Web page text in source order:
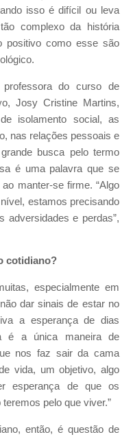
isso é difícil ou leva
complexo da história
positivo como esse são
do curso de
Josy Cristine Martins,
isolamento social, as
nas relações pessoais e
busca pelo termo
é uma palavra que se
manter-se firme. “Algo
estamos precisando
adversidades e perdas”,
cotidiano?
especialmente em
dar sinais de estar no
a esperança de dias
é a única maneira de
nos faz sair da cama
vida, um objetivo, algo
esperança de que os
pelo que viver.”
então, é questão de